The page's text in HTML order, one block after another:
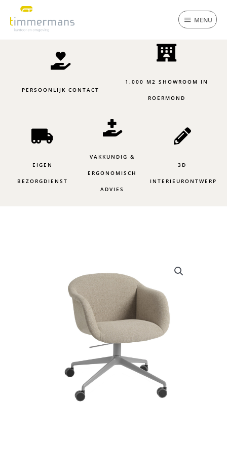
inhoud
MENU
PERSOONLIJK CONTACT
1.000 M2 SHOWROOM IN
ROERMOND
EIGEN
BEZORGDIENST
VAKKUNDIG &
ERGONOMISCH
ADVIES
3D
INTERIEURONTWERP